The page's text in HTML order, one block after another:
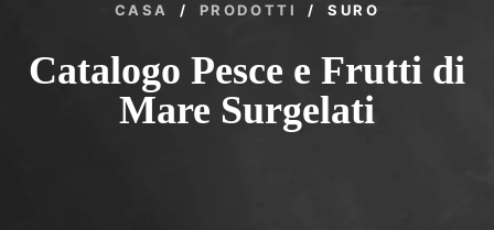
CASA / PRODOTTI / SURO
Catalogo Pesce e Frutti di
Mare Surgelati